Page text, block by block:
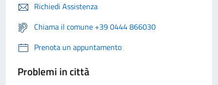
Richiedi Assistenza
Chiama il comune +39 0444 866030
Prenota un appuntamento
Problemi in città